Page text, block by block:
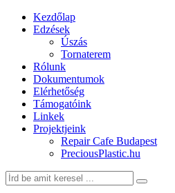
Kezdőlap
Edzések
Úszás
Tornaterem
Rólunk
Dokumentumok
Elérhetőség
Támogatóink
Linkek
Projektjeink
Repair Cafe Budapest
PreciousPlastic.hu
Keresés:
Keresés